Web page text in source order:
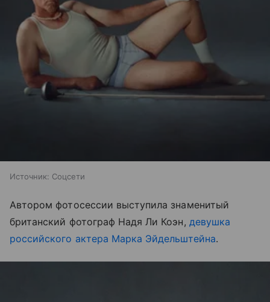
Источник: Соцсети
Автором фотосессии выступила знаменитый
британский фотограф Надя Ли Коэн, девушка
российского актера Марка Эйдельштейна.